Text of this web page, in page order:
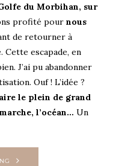
du Morbihan, sur
profité pour nous
de retourner à
Cette escapade, en
J’ai pu abandonner
Ouf ! L’idée ?
le plein de grand
l’océan… Un